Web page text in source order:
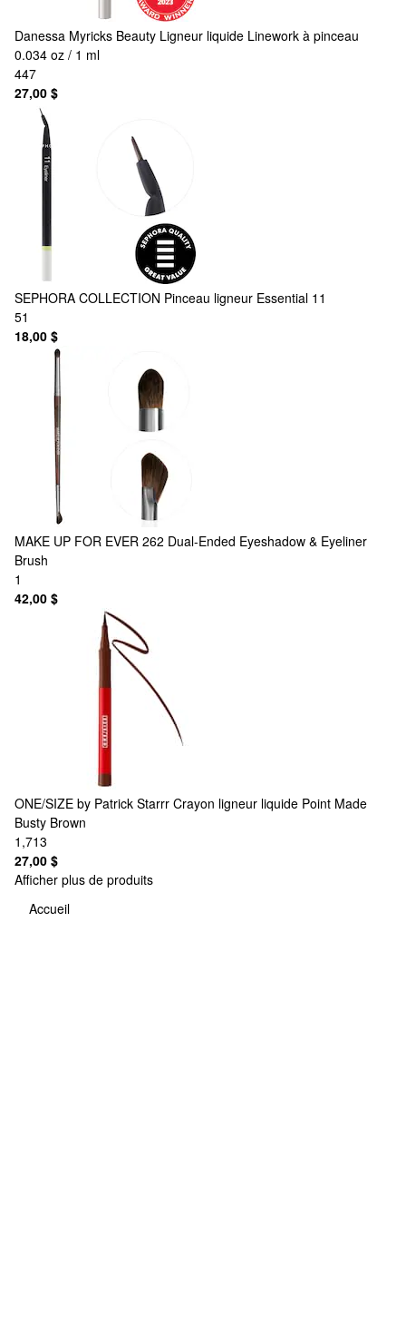
Danessa Myricks Beauty Ligneur liquide Linework à pinceau
0.034 oz / 1 ml
447
27,00 $
SEPHORA COLLECTION Pinceau ligneur Essential 11
51
18,00 $
MAKE UP FOR EVER 262 Dual-Ended Eyeshadow & Eyeliner
Brush
1
42,00 $
ONE/SIZE by Patrick Starrr Crayon ligneur liquide Point Made
Busty Brown
1,713
27,00 $
Afficher plus de produits
Accueil